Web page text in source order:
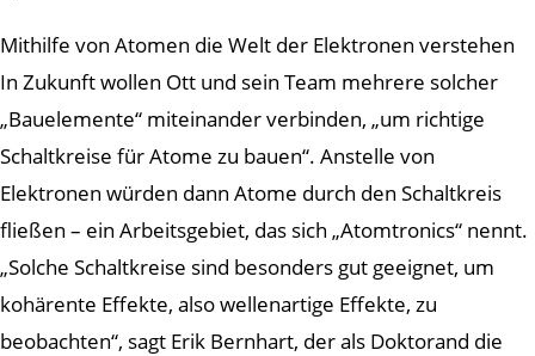
Mithilfe von Atomen die Welt der Elektronen verstehen
In Zukunft wollen Ott und sein Team mehrere solcher
„Bauelemente“ miteinander verbinden, „um richtige
Schaltkreise für Atome zu bauen“. Anstelle von
Elektronen würden dann Atome durch den Schaltkreis
fließen – ein Arbeitsgebiet, das sich „Atomtronics“ nennt.
„Solche Schaltkreise sind besonders gut geeignet, um
kohärente Effekte, also wellenartige Effekte, zu
beobachten“, sagt Erik Bernhart, der als Doktorand die